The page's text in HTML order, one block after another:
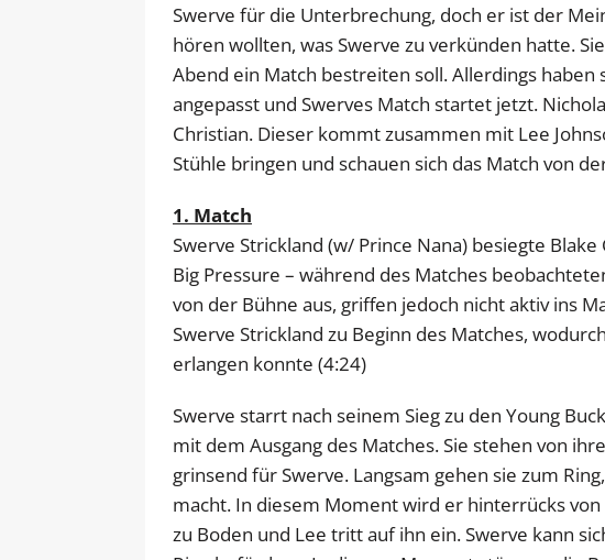
Swerve für die Unterbrechung, doch er ist der
hören wollten, was Swerve zu verkünden hatte.
Abend ein Match bestreiten soll. Allerdings
angepasst und Swerves Match startet jetzt.
Christian. Dieser kommt zusammen mit Lee
Stühle bringen und schauen sich das Match von
1. Match
Swerve Strickland (w/ Prince Nana) besiegte
Big Pressure – während des Matches
von der Bühne aus, griffen jedoch nicht aktiv ins
Swerve Strickland zu Beginn des Matches,
erlangen konnte (4:24)
Swerve starrt nach seinem Sieg zu den Young
mit dem Ausgang des Matches. Sie stehen von
grinsend für Swerve. Langsam gehen sie zum
macht. In diesem Moment wird er hinterrücks
zu Boden und Lee tritt auf ihn ein. Swerve kann